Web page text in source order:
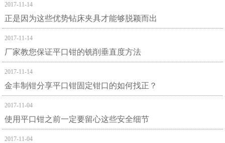
2017-11-14
正是因为这些优势钻床夹具才能够脱颖而出
2017-11-14
厂家教您保证平口钳的铣削垂直度方法
2017-11-14
金丰制钳分享平口钳固定钳口的如何找正？
2017-11-04
使用平口钳之前一定要留心这些安全细节
2017-11-04